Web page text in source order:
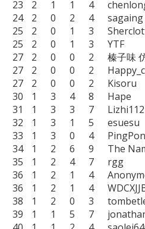
23	2	1	1	4	chenlong
24	2	0	2	4	sagaing fault
25	2	0	1	3	Sherclotte(ID 23464)
25	2	0	1	3	YTF
27	2	0	0	2	榛子味 仿生仙境
27	2	0	0	2	Happy_cat
27	2	0	0	2	Kisoru
30	1	3	4	8	Hape
31	1	3	3	7	Lizhi112
32	1	3	1	5	esuesu
33	1	3	0	4	PingPong
34	1	2	6	9	The Nameless Ones
35	1	2	4	7	rgg
36	1	2	1	4	Anonymous0726
36	1	2	1	4	WDCXJJBDYCHHDSL
38	1	2	0	3	tombetley
39	1	1	5	7	jonathanavt